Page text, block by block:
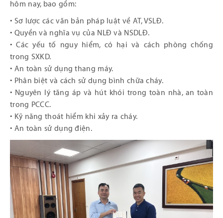
hôm nay, bao gồm:
• Sơ lược các văn bản pháp luật về AT, VSLĐ.
• Quyền và nghĩa vụ của NLĐ và NSDLĐ.
• Các yếu tố nguy hiểm, có hại và cách phòng chống
trong SXKD.
• An toàn sử dụng thang máy.
• Phân biệt và cách sử dụng bình chữa cháy.
• Nguyên lý tăng áp và hút khói trong toàn nhà, an toàn
trong PCCC.
• Kỹ năng thoát hiểm khi xảy ra cháy.
• An toàn sử dụng điện.